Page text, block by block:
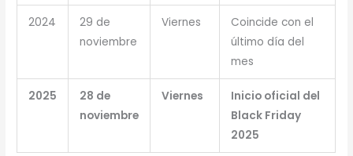
2024
29 de
noviembre
Viernes
Coincide con el
último día del
mes
2025
28 de
noviembre
Viernes
Inicio oficial del
Black Friday
2025